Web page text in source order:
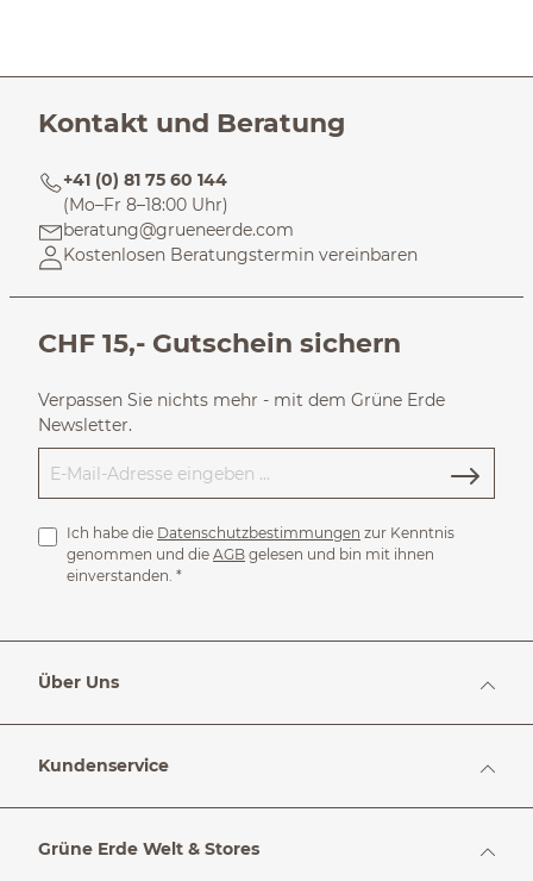
Kontakt und Beratung
+41 (0) 81 75 60 144
(Mo–Fr 8–18:00 Uhr)
beratung@grueneerde.com
Kostenlosen Beratungstermin vereinbaren
CHF 15,- Gutschein sichern
Verpassen Sie nichts mehr - mit dem Grüne Erde
Newsletter.
Ich habe die Datenschutzbestimmungen zur Kenntnis
genommen und die AGB gelesen und bin mit ihnen
einverstanden. *
Über Uns
Kundenservice
Grüne Erde Welt & Stores